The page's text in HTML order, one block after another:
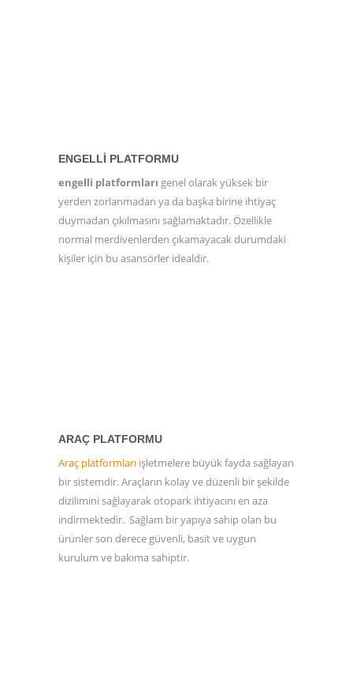
ENGELLI PLATFORMU
engelli platformları genel olarak yüksek bir
yerden zorlanmadan ya da başka birine ihtiyaç
duymadan çıkılmasını sağlamaktadır. Özellikle
normal merdivenlerden çıkamayacak durumdaki
kişiler için bu asansörler idealdir.
ARAÇ PLATFORMU
Araç platformları işletmelere büyük fayda sağlayan
bir sistemdir. Araçların kolay ve düzenli bir şekilde
dizilimini sağlayarak otopark ihtiyacını en aza
indirmektedir. Sağlam bir yapıya sahip olan bu
ürünler son derece güvenli, basit ve uygun
kurulum ve bakıma sahiptir.